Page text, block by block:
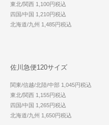
東北/関西 1,100円税込
四国/中国 1,210円税込
北海道/九州 1,485円税込
佐川急便120サイズ
関東/信越/北陸/中部 1,045円税込
東北/関西 1,155円税込
四国/中国 1,265円税込
北海道/九州 1,650円税込